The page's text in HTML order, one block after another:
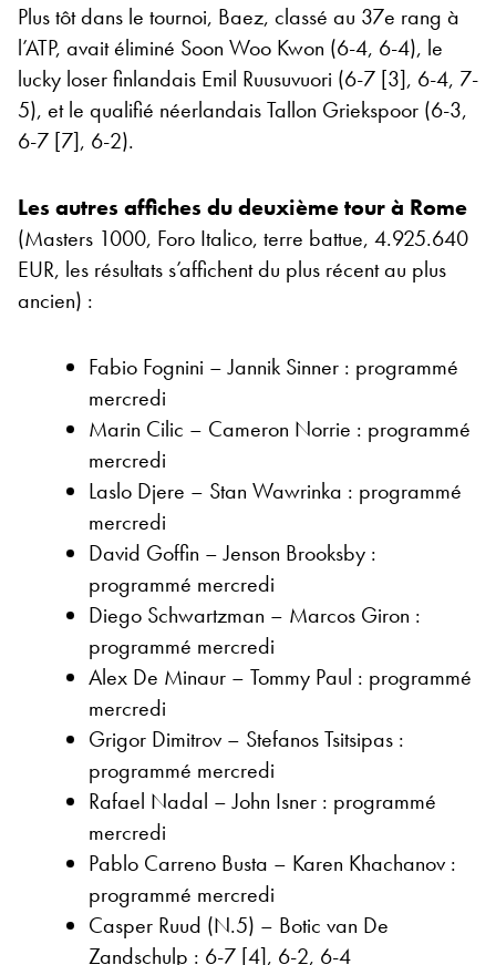
Plus tôt dans le tournoi, Baez, classé au 37e rang à
l’ATP, avait éliminé Soon Woo Kwon (6-4, 6-4), le
lucky loser finlandais Emil Ruusuvuori (6-7 [3], 6-4, 7-
5), et le qualifié néerlandais Tallon Griekspoor (6-3,
6-7 [7], 6-2).
Les autres affiches du deuxième tour à Rome
(Masters 1000, Foro Italico, terre battue, 4.925.640
EUR, les résultats s’affichent du plus récent au plus
ancien) :
Fabio Fognini – Jannik Sinner : programmé
mercredi
Marin Cilic – Cameron Norrie : programmé
mercredi
Laslo Djere – Stan Wawrinka : programmé
mercredi
David Goffin – Jenson Brooksby :
programmé mercredi
Diego Schwartzman – Marcos Giron :
programmé mercredi
Alex De Minaur – Tommy Paul : programmé
mercredi
Grigor Dimitrov – Stefanos Tsitsipas :
programmé mercredi
Rafael Nadal – John Isner : programmé
mercredi
Pablo Carreno Busta – Karen Khachanov :
programmé mercredi
Casper Ruud (N.5) – Botic van De
Zandschulp : 6-7 [4], 6-2, 6-4